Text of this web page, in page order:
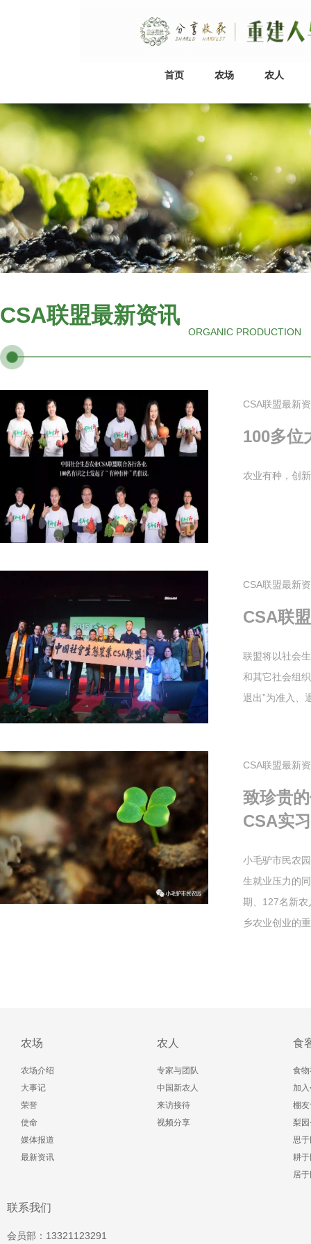
首页 农场 农人
CSA联盟最新资讯
ORGANIC PRODUCTION
CSA联盟最新
100多位
农业有种，创
CSA联盟最新
CSA联
联盟将以社会
和其它社会组
退出”为准入、
CSA联盟最新
致珍贵
CSA实
小毛驴市民农
生就业压力的
期、127名新农
乡农业创业的
农场
农场介绍
大事记
荣誉
使命
媒体报道
最新资讯
农人
专家与团队
中国新农人
来访接待
视频分享
食
食
加
棚
梨
思
耕
居
联系我们
会员部：13321123291